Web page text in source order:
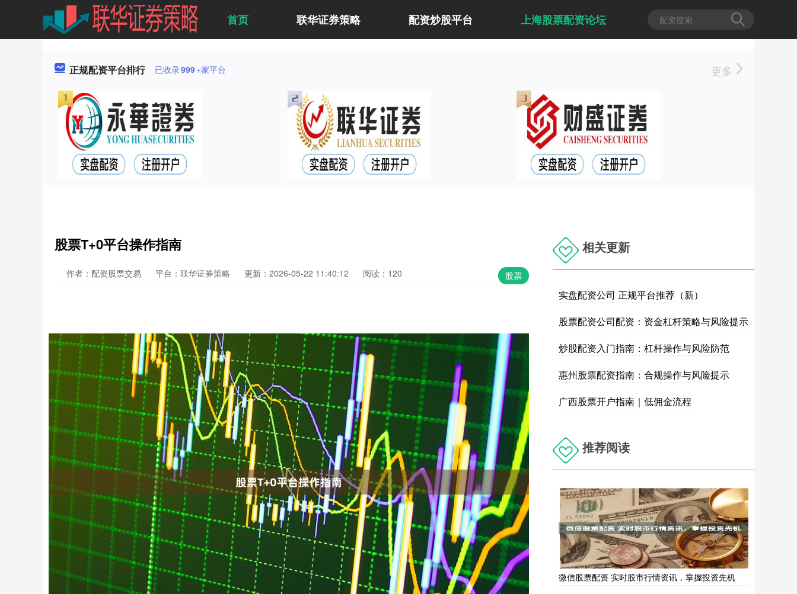
首页 联华证券策略 配资炒股平台 上海股票配资论坛
正规配资平台排行 已收录999+家平台 更多
股票T+0平台操作指南
股票
作者：配资股票交易 平台：联华证券策略 更新：2026-05-22 11:40:12 阅读：120
相关更新
实盘配资公司 正规平台推荐（新）
股票配资公司配资：资金杠杆策略与风险提示
炒股配资入门指南：杠杆操作与风险防范
惠州股票配资指南：合规操作与风险提示
广西股票开户指南｜低佣金流程
推荐阅读
微信股票配资 实时股市行情资讯，掌握投资先机